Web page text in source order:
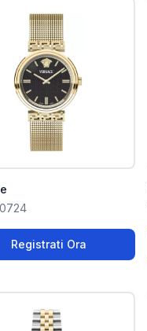
Registrati Ora